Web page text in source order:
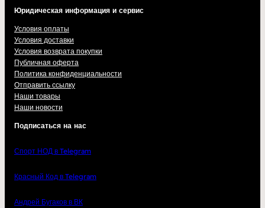
Юридическая информация и сервис
Условия оплаты
Условия доставки
Условия возврата покупки
Публичная оферта
Политика конфиденциальности
Отправить ссылку
Наши товары
Наши новости
Подписаться на нас
Спорт НОД в Telegram
Красный Код в Telegram
Андрей Бугаков в ВК